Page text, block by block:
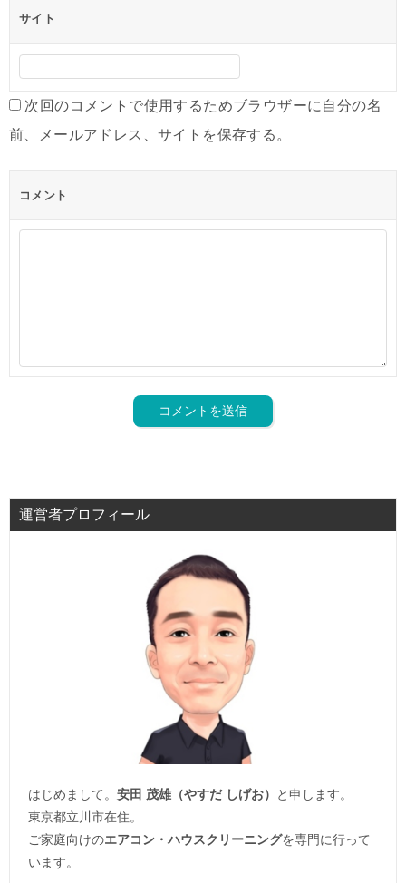
サイト
次回のコメントで使用するためブラウザーに自分の名
前、メールアドレス、サイトを保存する。
コメント
運営者プロフィール
はじめまして。 安田 茂雄（やすだ しげお）
と申します。
東京都立川市在住。
ご家庭向けのエアコン・ハウスクリーニングを専門に行って
います。